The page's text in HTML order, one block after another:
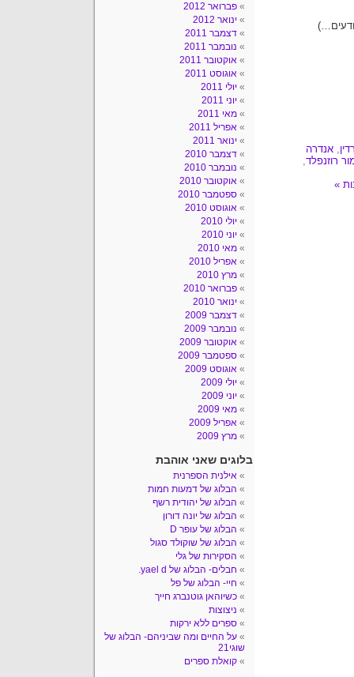
, אנדרה
רוזנפלד,
פברואר 2012
ינואר 2012
דצמבר 2011
נובמבר 2011
אוקטובר 2011
אוגוסט 2011
יולי 2011
יוני 2011
מאי 2011
אפריל 2011
ינואר 2011
דצמבר 2010
נובמבר 2010
אוקטובר 2010
ספטמבר 2010
אוגוסט 2010
יולי 2010
יוני 2010
מאי 2010
אפריל 2010
מרץ 2010
פברואר 2010
ינואר 2010
דצמבר 2009
נובמבר 2009
אוקטובר 2009
ספטמבר 2009
אוגוסט 2009
יולי 2009
יוני 2009
מאי 2009
אפריל 2009
מרץ 2009
בלוגים שאני אוהבת
אילנית הספרנית
הבלוג של דמעות חמות
הבלוג של יהודית רשף
הבלוג של יונה דורון
הבלוג של עופר D
הבלוג של שוקולד סגול
הסקירות של גלי
חבלים- הבלוג של yael d.
חיי- הבלוג של פל
כשיוהאן גוטנברג חייך
ניצוצות
ספרים ללא ירקות
על החיים ומה שביניהם- הבלוג של
שוגי21
קואלת ספרים